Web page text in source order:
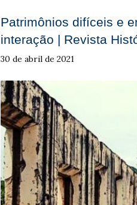
Patrimônios difíceis e
interação | Revista
30 de abril de 2021